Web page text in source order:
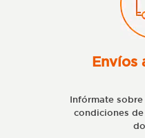
Envíos
Infórmate
condiciones